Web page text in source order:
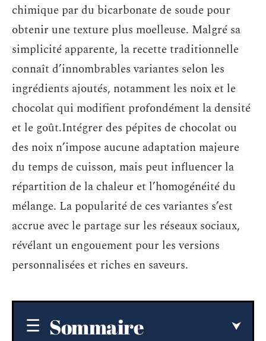
chimique par du bicarbonate de soude pour
obtenir une texture plus moelleuse. Malgré sa
simplicité apparente, la recette traditionnelle
connaît d’innombrables variantes selon les
ingrédients ajoutés, notamment les noix et le
chocolat qui modifient profondément la densité
et le goût.Intégrer des pépites de chocolat ou
des noix n’impose aucune adaptation majeure
du temps de cuisson, mais peut influencer la
répartition de la chaleur et l’homogénéité du
mélange. La popularité de ces variantes s’est
accrue avec le partage sur les réseaux sociaux,
révélant un engouement pour les versions
personnalisées et riches en saveurs.
Sommaire